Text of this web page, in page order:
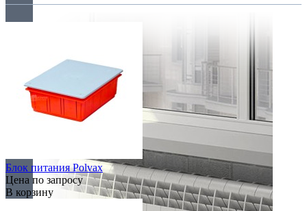
Блок питания Polvax
Цена по запросу
В корзину